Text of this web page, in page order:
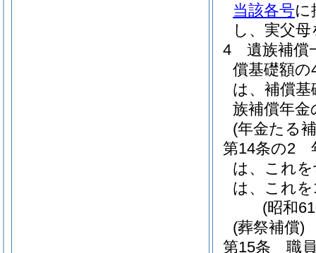
当該各号に
し、実父
4
遺族補償
償基礎額の
は、補償
族補償年
(年金たる
第14条の2
は、これ
は、これ
(昭和
(葬祭補償)
第15条
職